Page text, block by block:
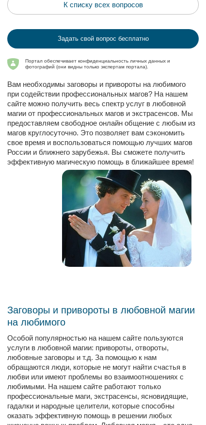
К списку всех вопросов
Задать свой вопрос бесплатно
Портал обеспечивает конфиденциальность личных данных и
фотографий (они видны только экспертам портала).
Вам необходимы заговоры и привороты на любимого
при содействии профессиональных магов? На нашем
сайте можно получить весь спектр услуг в любовной
магии от профессиональных магов и экстрасенсов. Мы
предоставляем свободное онлайн общение с любым из
магов круглосуточно. Это позволяет вам сэкономить
свое время и воспользоваться помощью лучших магов
России и ближнего зарубежья. Вы сможете получить
эффективную магическую помощь в ближайшее время!
Заговоры и привороты в любовной магии
на любимого
Особой популярностью на нашем сайте пользуются
услуги в любовной магии: привороты, отвороты,
любовные заговоры и т.д. За помощью к нам
обращаются люди, которые не могут найти счастья в
любви или имеют проблемы во взаимоотношениях с
любимыми. На нашем сайте работают только
профессиональные маги, экстрасенсы, ясновидящие,
гадалки и народные целители, которые способны
оказать эффективную помощь в решении любых